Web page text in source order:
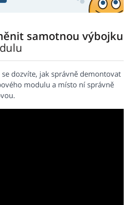
samotnou výbojku
dozvíte, jak správně demontovat
modulu a místo ní správně